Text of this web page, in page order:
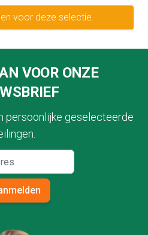
voor deze selectie.
VOOR ONZE
persoonlijke geselecteerde